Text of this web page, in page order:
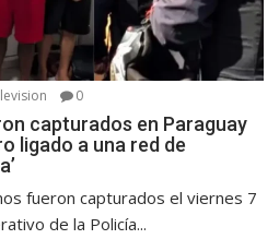
0
capturados en Paraguay
ligado a una red de
fueron capturados el viernes 7
de la Policía...